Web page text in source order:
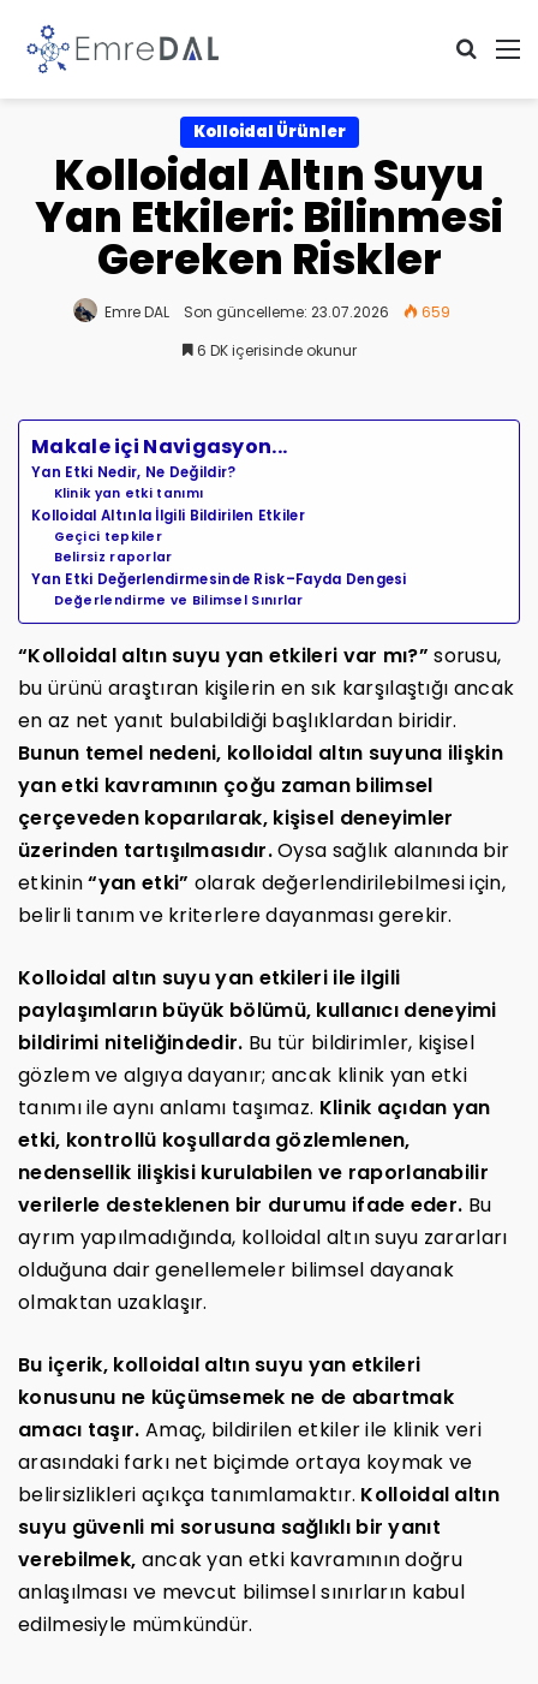
Kolloidal Ürünler
Kolloidal Altın Suyu
Yan Etkileri: Bilinmesi
Gereken Riskler
Emre DAL Son güncelleme: 23.07.2026
659
6 DK içerisinde okunur
Makale içi Navigasyon...
Yan Etki Nedir, Ne Değildir?
Klinik yan etki tanımı
Kolloidal Altınla İlgili Bildirilen Etkiler
Geçici tepkiler
Belirsiz raporlar
Yan Etki Değerlendirmesinde Risk–Fayda Dengesi
Değerlendirme ve Bilimsel Sınırlar
“Kolloidal altın suyu yan etkileri var mı?” sorusu,
bu ürünü araştıran kişilerin en sık karşılaştığı ancak
en az net yanıt bulabildiği başlıklardan biridir.
Bunun temel nedeni, kolloidal altın suyuna ilişkin
yan etki kavramının çoğu zaman bilimsel
çerçeveden koparılarak, kişisel deneyimler
üzerinden tartışılmasıdır.Oysa sağlık alanında bir
etkinin“yan etki” olarak değerlendirilebilmesi için,
belirli tanım ve kriterlere dayanması gerekir.
Kolloidal altın suyu yan etkileri ile ilgili
paylaşımların büyük bölümü, kullanıcı deneyimi
bildirimi niteliğindedir. Bu tür bildirimler, kişisel
gözlem ve algıya dayanır; ancak klinik yan etki
tanımı ile aynı anlamı taşımaz. Klinik açıdan yan
etki, kontrollü koşullarda gözlemlenen,
nedensellik ilişkisi kurulabilen ve raporlanabilir
verilerle desteklenen bir durumu ifade eder. Bu
ayrım yapılmadığında, kolloidal altın suyu zararları
olduğuna dair genellemeler bilimsel dayanak
olmaktan uzaklaşır.
Bu içerik, kolloidal altın suyu yan etkileri
konusunu ne küçümsemek ne de abartmak
amacı taşır. Amaç, bildirilen etkiler ile klinik veri
arasındaki farkı net biçimde ortaya koymak ve
belirsizlikleri açıkça tanımlamaktır. Kolloidal altın
suyu güvenli mi sorusuna sağlıklı bir yanıt
verebilmek, ancak yan etki kavramının doğru
anlaşılması ve mevcut bilimsel sınırların kabul
edilmesiyle mümkündür.